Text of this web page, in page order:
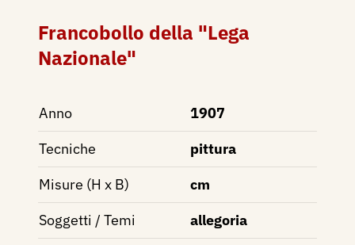
Francobollo della "Lega
Nazionale"
Anno
1907
Tecniche
pittura
Misure (H x B)
cm
Soggetti / Temi
allegoria